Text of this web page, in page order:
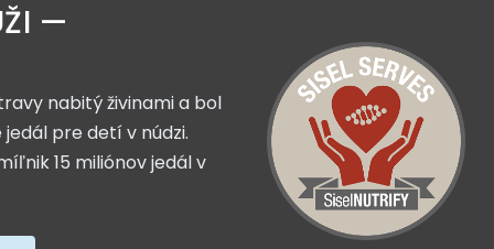
—
nabitý živinami a bol
pre detí v núdzi.
15 miliónov jedál v